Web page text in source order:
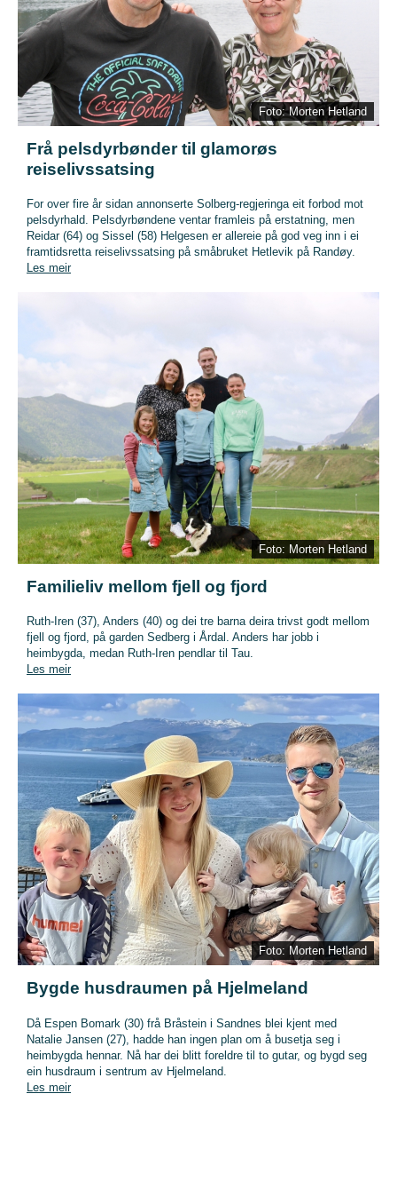
Foto: Morten Hetland
Frå pelsdyrbønder til glamorøs
reiselivssatsing
For over fire år sidan annonserte Solberg-regjeringa eit forbod mot
pelsdyrhald. Pelsdyrbøndene ventar framleis på erstatning, men
Reidar (64) og Sissel (58) Helgesen er allereie på god veg inn i ei
framtidsretta reiselivssatsing på småbruket Hetlevik på Randøy.
Les meir
Foto: Morten Hetland
Familieliv mellom fjell og fjord
Ruth-Iren (37), Anders (40) og dei tre barna deira trivst godt mellom
fjell og fjord, på garden Sedberg i Årdal. Anders har jobb i
heimbygda, medan Ruth-Iren pendlar til Tau.
Les meir
Foto: Morten Hetland
Bygde husdraumen på Hjelmeland
Då Espen Bomark (30) frå Bråstein i Sandnes blei kjent med
Natalie Jansen (27), hadde han ingen plan om å busetja seg i
heimbygda hennar. Nå har dei blitt foreldre til to gutar, og bygd seg
ein husdraum i sentrum av Hjelmeland.
Les meir